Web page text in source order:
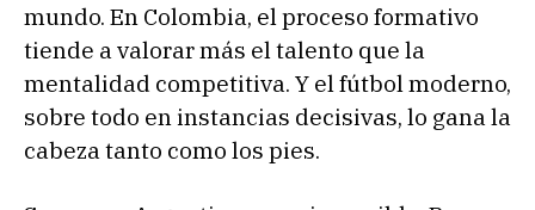
mundo. En Colombia, el proceso formativo
tiende a valorar más el talento que la
mentalidad competitiva. Y el fútbol moderno,
sobre todo en instancias decisivas, lo gana la
cabeza tanto como los pies.